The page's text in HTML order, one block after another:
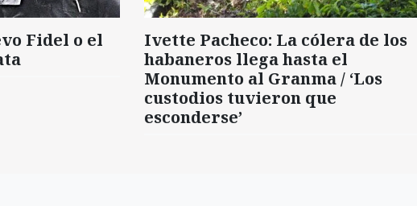
Fidel o el
Ivette Pacheco: La cólera de los
habaneros llega hasta el
Monumento al Granma / ‘Los
custodios tuvieron que
esconderse’